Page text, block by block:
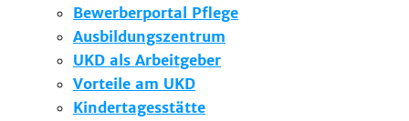
Bewerberportal Pflege
Ausbildungszentrum
UKD als Arbeitgeber
Vorteile am UKD
Kindertagesstätte